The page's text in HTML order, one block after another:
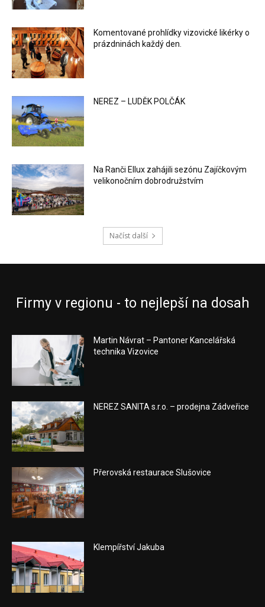
Komentované prohlídky vizovické likérky o
prázdninách každý den.
NEREZ – LUDĚK POLČÁK
Na Ranči Ellux zahájili sezónu Zajíčkovým
velikonočním dobrodružstvím
Načíst další
Firmy v regionu - to nejlepší na dosah
Martin Návrat – Pantoner Kancelářská
technika Vizovice
NEREZ SANITA s.r.o. – prodejna Zádveřice
Přerovská restaurace Slušovice
Klempířství Jakuba